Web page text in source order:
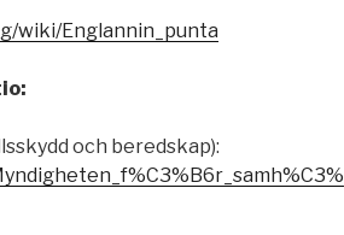
wiki/Englannin_punta
och beredskap):